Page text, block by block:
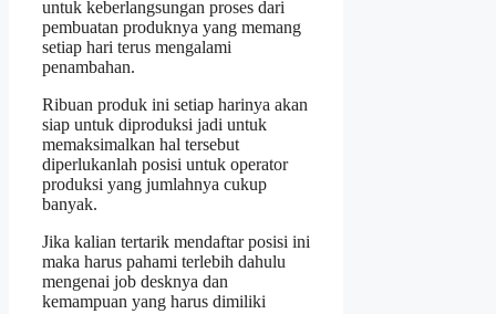
untuk keberlangsungan proses dari
pembuatan produknya yang memang
setiap hari terus mengalami
penambahan.
Ribuan produk ini setiap harinya akan
siap untuk diproduksi jadi untuk
memaksimalkan hal tersebut
diperlukanlah posisi untuk operator
produksi yang jumlahnya cukup
banyak.
Jika kalian tertarik mendaftar posisi ini
maka harus pahami terlebih dahulu
mengenai job desknya dan
kemampuan yang harus dimiliki